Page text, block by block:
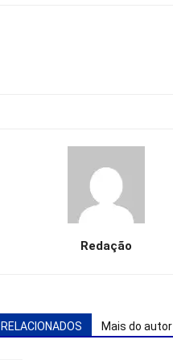
Redação
Mais do autor